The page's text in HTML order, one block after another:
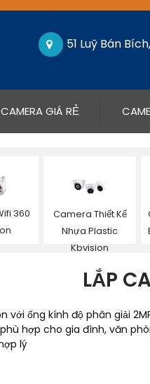
51 Luỹ Bán
GIÁ RẺ
360
Camera Thiết Kế
Nhựa Plastic
Kbvision
LẮP
với ống kính độ phân
hợp cho gia đình, văn
lý